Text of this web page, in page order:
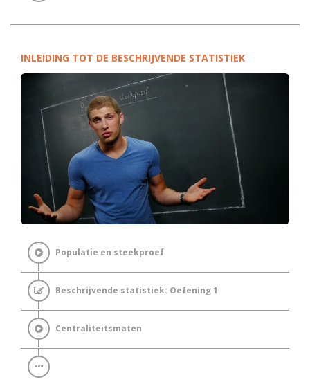
INLEIDING TOT DE BESCHRIJVENDE STATISTIEK
Populatie en steekproef
Beschrijvende statistiek: Oefening 1
Centraliteitsmaten